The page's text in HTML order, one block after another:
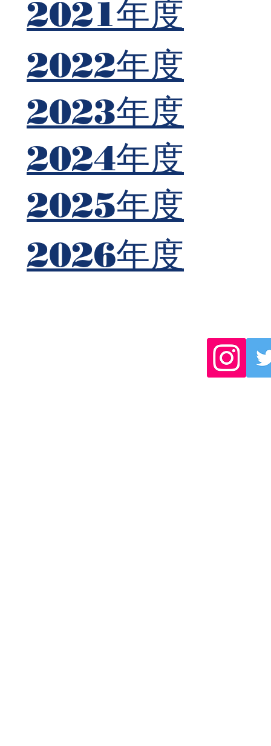
​2021年度
​2022年度
​2023年度
​2024年度
​2025年度
​2026年度